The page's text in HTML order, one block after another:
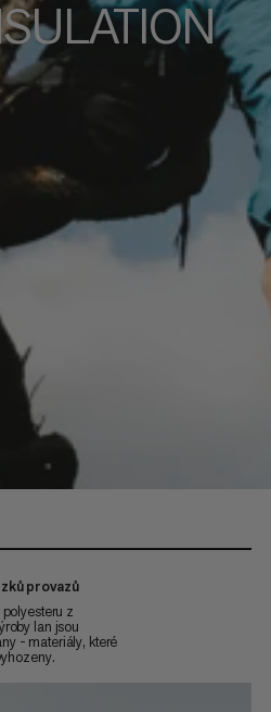
provazů
z
lan jsou
- materiály, které